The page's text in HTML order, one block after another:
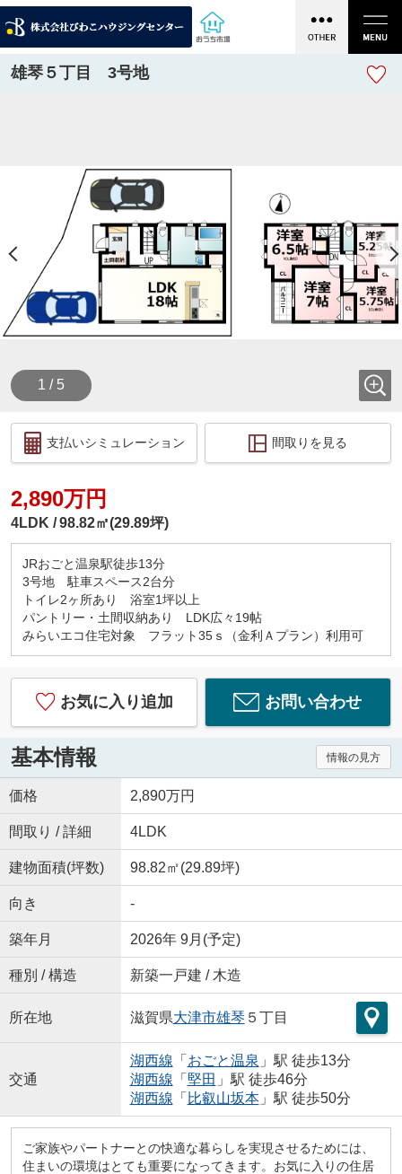
雄琴５丁目 3号地
1 / 5
支払いシミュレーション 間取りを見る
2,890万円
4LDK 98.82㎡(29.89坪)
JRおごと温泉駅徒歩13分
3号地 駐車スペース2台分
トイレ2ヶ所あり 浴室1坪以上
パントリー・土間収納あり LDK広々19帖
みらいエコ住宅対象 フラット35ｓ（金利Ａプラン）利用可
お気に入り追加 お問い合わせ
基本情報 情報の見方
価格 2,890万円
間取り / 詳細 4LDK
建物面積(坪数) 98.82㎡(29.89坪)
向き -
築年月 2026年 9月(予定)
種別 / 構造 新築一戸建 / 木造
所在地 滋賀県大津市雄琴 ５丁目
交通
湖西線 「 おごと温泉 」駅 徒歩13分
湖西線 「 堅田 」駅 徒歩46分
湖西線 「 比叡山坂本」駅 徒歩50分
ご家族やパートナーとの快適な暮らしを実現させるためには、
住まいの環境はとても重要になってきます。お気に入りの住居